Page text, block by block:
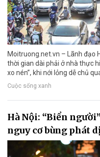
Moitruong.net.vn – Lãnh đạo
thời gian dài phải ở nhà thực
xo nén”, khi nới lỏng dễ chủ
Cuộc sống xanh
Hà Nội: “Biển
nguy cơ bùng phát